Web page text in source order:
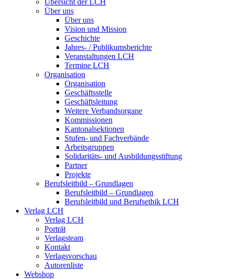
Übersicht der LCH
Über uns
Über uns
Vision und Mission
Geschichte
Jahres- / Publikumsberichte
Veranstaltungen LCH
Termine LCH
Organisation
Organisation
Geschäftsstelle
Geschäftsleitung
Weitere Verbandsorgane
Kommissionen
Kantonalsektionen
Stufen- und Fachverbände
Arbeitsgruppen
Solidaritäts- und Ausbildungsstiftung
Partner
Projekte
Berufsleitbild – Grundlagen
Berufsleitbild – Grundlagen
Berufsleitbild und Berufsethik LCH
Verlag LCH
Verlag LCH
Porträt
Verlagsteam
Kontakt
Verlagsvorschau
Autorenliste
Webshop